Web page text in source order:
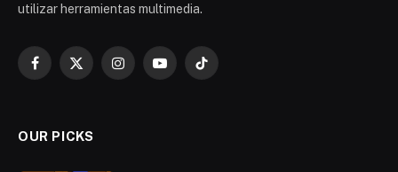
utilizar herramientas multimedia.
Facebook
X
InstagramYouTubeTikTok
OUR PICKS